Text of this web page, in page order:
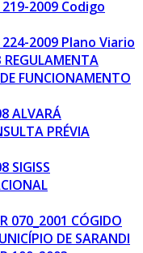
2009 Codigo
2009 Plano Viario
REGULAMENTA
FUNCIONAMENTO
ALVARÁ
PRÉVIA
SIGISS
070_2001 CÓGIDO
DE SARANDI